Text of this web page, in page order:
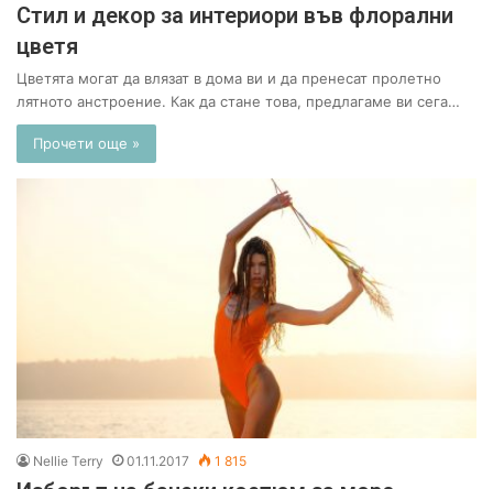
Стил и декор за интериори във флорални
цветя
Цветята могат да влязат в дома ви и да пренесат пролетно
лятното анстроение. Как да стане това, предлагаме ви сега…
Прочети още »
Nellie Terry 01.11.2017 1 815